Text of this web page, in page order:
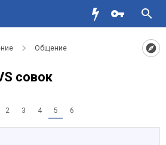
Общение
cовок
2 3 4 5 6